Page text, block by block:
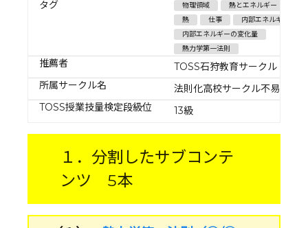
タグ 物理領域
熱とエネルギー
熱
仕事
内部エネルギー
内部エネルギーの変化量
熱力学第一法則
推薦者
TOSS石狩教育サークル
所属サークル名
法則化高校サークル不易
TOSS授業技量検定段級位
13級
１．分割したサブコンテ
ンツ 5本